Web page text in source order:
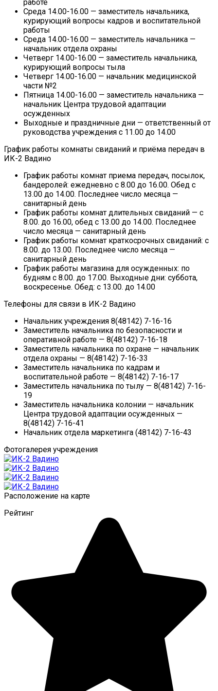
работе
Среда 14.00-16.00 — заместитель начальника,
курирующий вопросы кадров и воспитательной
работы
Среда 14.00-16.00 — заместитель начальника —
начальник отдела охраны
Четверг 14.00-16.00 — заместитель начальника,
курирующий вопросы тыла
Четверг 14.00-16.00 — начальник медицинской
части №2
Пятница 14.00-16.00 — заместитель начальника —
начальник Центра трудовой адаптации
осужденных
Выходные и праздничные дни — ответственный от
руководства учреждения с 11.00 до 14.00
График работы комнаты свиданий и приёма передач в
ИК-2 Вадино
График работы комнат приема передач, посылок,
бандеролей: ежедневно с 8.00 до 16.00. Обед с
13.00 до 14.00. Последнее число месяца —
санитарный день
График работы комнат длительных свиданий — с
8.00. до 16.00, обед с 13.00 до 14.00. Последнее
число месяца — санитарный день
График работы комнат краткосрочных свиданий: с
8.00. до 13.00. Последнее число месяца —
санитарный день
График работы магазина для осужденных: по
будням с 8.00. до 17.00. Выходные дни: суббота,
воскресенье. Обед: с 13.00. до 14.00
Телефоны для связи в ИК-2 Вадино
Начальник учреждения 8(48142) 7-16-16
Заместитель начальника по безопасности и
оперативной работе — 8(48142) 7-16-18
Заместитель начальника по охране — начальник
отдела охраны — 8(48142) 7-16-33
Заместитель начальника по кадрам и
воспитательной работе — 8(48142) 7-16-17
Заместитель начальника по тылу — 8(48142) 7-16-
19
Заместитель начальника колонии — начальник
Центра трудовой адаптации осужденных —
8(48142) 7-16-41
Начальник отдела маркетинга (48142) 7-16-43
Фотогалерея учреждения
Расположение на карте
Рейтинг